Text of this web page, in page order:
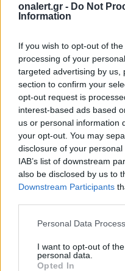
onalert.gr - Do Not
Information
If you wish to opt-out of
processing of your
targeted advertising by us,
section to confirm your
opt-out request is
interest-based ads based
us or personal information
your opt-out. You may
disclosure of your
IAB’s list of downstream
also be disclosed by us to
Downstream Participants
Personal Data
I want to opt-out of
personal data.
Opted In
Ακολουθήστε
για την άμυνα.
FPV DRONE
ΜΗ